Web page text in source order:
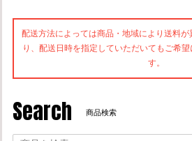
配送方法によっては商品・地域により送料
り、配送日時を指定していただいてもご希
す。
Search 商品検索